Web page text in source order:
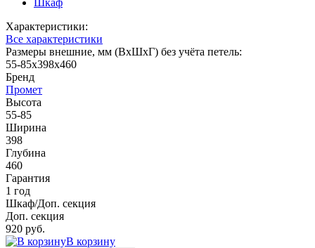
Характеристики:
Все характеристики
Размеры внешние, мм (ВхШхГ) без учёта петель:
55-85x398x460
Бренд
Промет
Высота
55-85
Ширина
398
Глубина
460
Гарантия
1 год
Шкаф/Доп. секция
Доп. секция
920 руб.
В корзину